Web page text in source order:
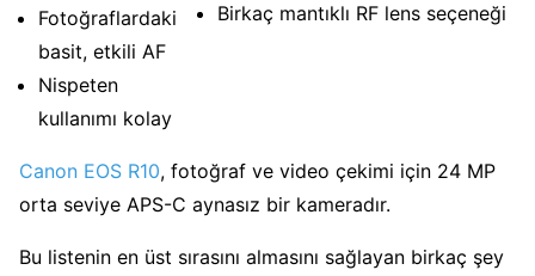
Fotoğraflardaki
basit, etkili AF
Nispeten
kullanımı kolay
Birkaç mantıklı RF lens seçeneği
Canon EOS R10, fotoğraf ve video çekimi için 24 MP
orta seviye APS-C aynasız bir kameradır.
Bu listenin en üst sırasını almasını sağlayan birkaç şey